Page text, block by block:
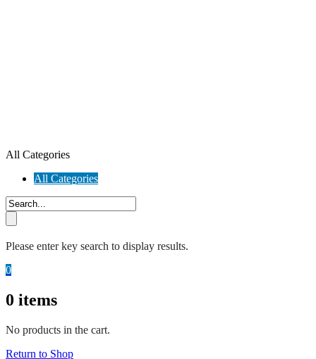
All Categories
All Categories
Please enter key search to display results.
0
0 items
No products in the cart.
Return to Shop